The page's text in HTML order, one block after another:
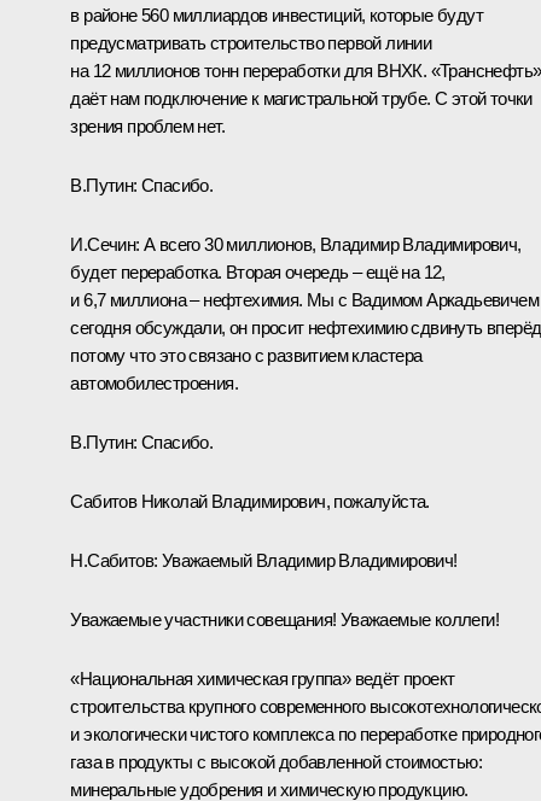
в районе 560 миллиардов инвестиций, которые будут
предусматривать строительство первой линии
на 12 миллионов тонн переработки для ВНХК. «Транснефть»
даёт нам подключение к магистральной трубе. С этой точки
зрения проблем нет.
В.Путин: Спасибо.
И.Сечин: А всего 30 миллионов, Владимир Владимирович,
будет переработка. Вторая очередь – ещё на 12,
и 6,7 миллиона – нефтехимия. Мы с Вадимом Аркадьевичем
сегодня обсуждали, он просит нефтехимию сдвинуть
потому что это связано с развитием кластера
автомобилестроения.
В.Путин: Спасибо.
Сабитов Николай Владимирович, пожалуйста.
Н.Сабитов: Уважаемый Владимир Владимирович!
Уважаемые участники совещания! Уважаемые коллеги!
«Национальная химическая группа» ведёт проект
строительства крупного современного
и экологически чистого комплекса по переработке
газа в продукты с высокой добавленной стоимостью:
минеральные удобрения и химическую продукцию.